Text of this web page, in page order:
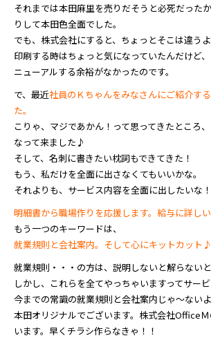
それまでは本田麻里を売りだそうと必死だった
りして本田色全面でした。
でも、株式会社にすると、ちょっとそこは違うよ
印刷する時はちょっと気になっていたんだけど
ニューアルする余裕がなかったのです。
で、最近社員のＫちゃんをみなさんにご紹介す
た。
こりゃ、マジであかん！って思ってきたところ
なって来ました♪
そして、名刺に書きたい枕詞もできてきた！
もう、私だけを全面に出さなくてもいいかな。
それよりも、サービス内容を全面に出したいな！
明細書から職場作りを応援します。給与に詳し
もう一つのキーワードは、
就業規則と会社案内。そして心にキットカット♪
就業規則・・・の方は、説明しないと解らないと
しかし、これらを全てやっちゃいますってサービ
今までの常識の就業規則と会社案内じゃ～ないよ
本田オリジナルでございます。株式会社Office
います。早くチラシ作らなきゃ！！